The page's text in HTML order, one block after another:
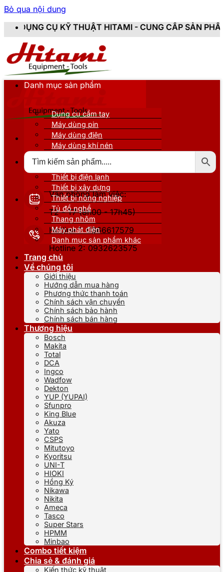
Bỏ qua nội dung
THUẬT HITAMI - CUNG CẤP SẢN PHẨM CHÍNH
Văn phòng làm việc:
T2 - T7 (8h00 - 17h45)
Hotline 1: 0866617579
Hotline 2: 0932623575
Danh mục sản phẩm
Dụng cụ cầm tay
Máy dùng pin
Máy dùng điện
Máy dùng khí nén
Thiết bị nâng đỡ
Thiết bị điện lạnh
Thiết bị xây dựng
Thiết bị nông nghiệp
Tủ đồ nghề
Thang nhôm
Máy phát điện
Danh mục sản phẩm khác
Trang chủ
Về chúng tôi
Giới thiệu
Hướng dẫn mua hàng
Phương thức thanh toán
Chính sách vận chuyển
Chính sách bảo hành
Chính sách bán hàng
Thương hiệu
Bosch
Makita
Total
DCA
Ingco
Wadfow
Dekton
YUP (YUPAI)
Sfunpro
King Blue
Akuza
Yato
CSPS
Mitutoyo
Kyoritsu
UNI-T
HIOKI
Hồng Ký
Nikawa
Nikita
Ameca
Tasco
Super Stars
HPMM
Minbao
Combo tiết kiệm
Chia sẻ & đánh giá
Kiến thức kỹ thuật